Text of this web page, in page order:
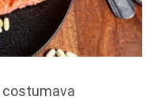
costumava